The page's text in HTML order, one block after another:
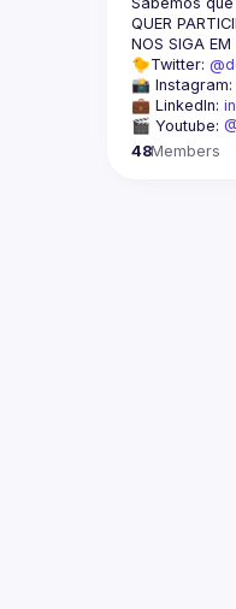
QUER
NOS SIGA EM
🐤Twitter:
📸 Instagram:
💼 LinkedIn:
🎬 Youtube:
48Members